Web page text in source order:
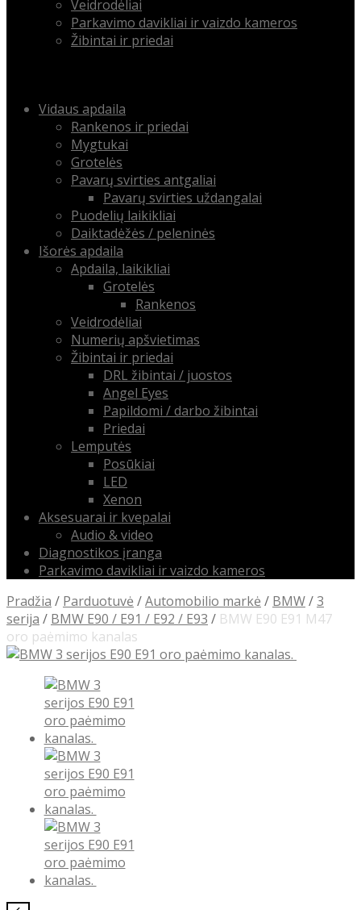
Veidrodėliai
Parkavimo davikliai ir vaizdo kameros
Žibintai ir priedai
Skip Vidaus apdaila
Rankenos ir priedai
Mygtukai
Grotelės
Pavarų svirties antgaliai
Pavarų svirties uždangalai
Puodelių laikikliai
Daiktadėžės / peleninės
Išorės apdaila
Apdaila, laikikliai
Grotelės
Rankenos
Veidrodėliai
Numerių apšvietimas
Žibintai ir priedai
DRL žibintai / juostos
Angel Eyes
Papildomi / darbo žibintai
Priedai
Lemputės
Posūkiai
LED
Xenon
Aksesuarai ir kvepalai
Audio & video
Diagnostikos įranga
Parkavimo davikliai ir vaizdo kameros
Pradžia / Parduotuvė /Automobilio markė / BMW/3
serija / BMW E90 / E91 / E92 / E93 / BMW E90 E91 M47
oro paėmimo kanalas